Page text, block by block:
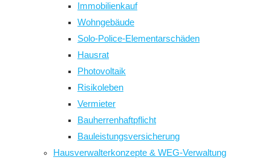
Immobilienkauf
Wohngebäude
Solo-Police-Elementarschäden
Hausrat
Photovoltaik
Risikoleben
Vermieter
Bauherrenhaftpflicht
Bauleistungsversicherung
Hausverwalterkonzepte & WEG-Verwaltung